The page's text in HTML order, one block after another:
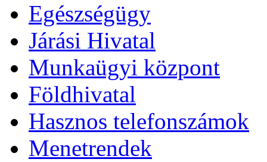
Egészségügy
Járási Hivatal
Munkaügyi központ
Földhivatal
Hasznos telefonszámok
Menetrendek